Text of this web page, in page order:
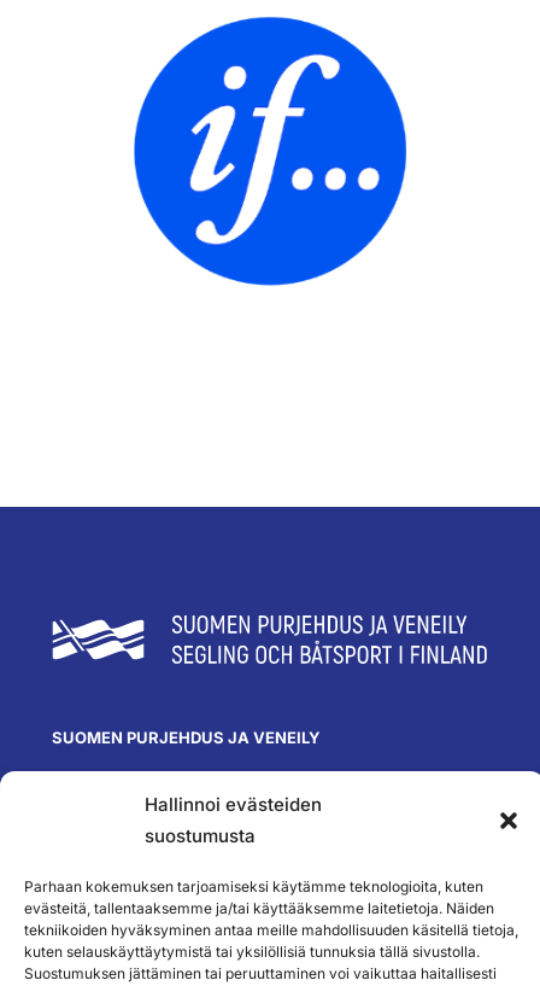
Hallinnoi evästeiden
suostumusta
Parhaan kokemuksen tarjoamiseksi käytämme teknologioita, kuten
evästeitä, tallentaaksemme ja/tai käyttääksemme laitetietoja. Näiden
tekniikoiden hyväksyminen antaa meille mahdollisuuden käsitellä tietoja,
kuten selauskäyttäytymistä tai yksilöllisiä tunnuksia tällä sivustolla.
Suostumuksen jättäminen tai peruuttaminen voi vaikuttaa haitallisesti
SUOMEN PURJEHDUS JA VENEILY
Olympiastadion
Paavo Nurmen tie 1
toimisto@spv.fi
SEURAA MEITÄ